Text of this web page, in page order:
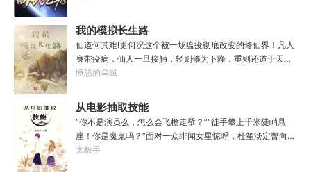
源，心怀能观想星海的奇异神宫，在这个世界艰难前行。多
年以后。“我现在的飞行速度是122682米/每秒，力量爆发
是……”李源在距蓝星表层约180公里的大气层中极速飞行，
冰冷眸子盯着昏暗虚空尽头那条形似神话传说中神龙的庞然
大物：“你，应该是所有入侵半神生命体中最强的一个
我的模拟长生路
仙道何其难!更何况这个被一场瘟疫彻底改变的修仙界！凡人
身带疫病，仙人一旦接触，轻则修为下降，重则还道于天，
于是仙凡永隔；仙法不可同修，整个修仙界成为了一个巨大
凡尘中打滚，蹉跎一生。好在临终之时终于觉醒异宝，能够
化真为假，将真实的人生转为黄粱一梦，重回刚穿越之时！
于是，李凡开始了他的漫漫长生路！第二世，李凡历时五十
载终权倾天下，但却遍寻世间而不见仙踪。只在人生的末尾
得见仙人痕迹。第三世，李凡殚精竭虑、百般谋划，却终抵
愤怒的乌贼
从电影抽取技能
“你不是演员么，怎么会飞檐走壁？”“徒手攀上千米陡峭悬
崖！你是魔鬼吗？”面对一众绯闻女星惊呼，杜笙淡定瞥向从
影片中获得的绝技：【龙象般若功（紫）：十龙十象之力，
太极手